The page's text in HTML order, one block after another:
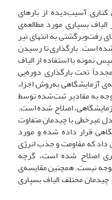
آسیب‌دیده از بارهای
بسپاری مورد مطالعه‌ی
رفت‌وبرگشتی به انتهای تیر
است. بارگذاری تا رسیدن
نمونه با استفاده از الیاف
تحت بارگذاری دوره‌یی
آزمایشگاهی به‌روش اجزاء
به مقادیر ثبت‌شده توسط
اصلاح شده است.
غیرخطی با چیدمان متفاوت
قرار داده شده و مورد
داد که مقاومت و جذب انرژی
اصلاح شده است، گرچه
نیست. همچنین مقایسه‌ی
مختلف الیاف بسپاری